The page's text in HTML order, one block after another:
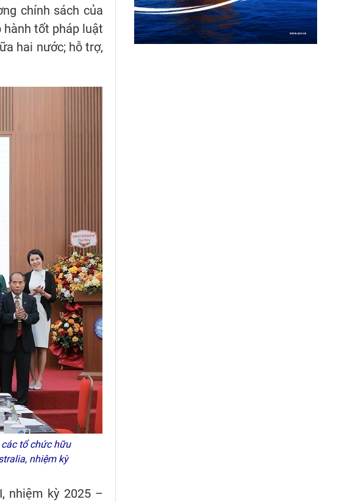
chính sách của
hành tốt pháp luật
hai nước; hỗ trợ,
tổ chức hữu
nhiệm kỳ
nhiệm kỳ 2025 –